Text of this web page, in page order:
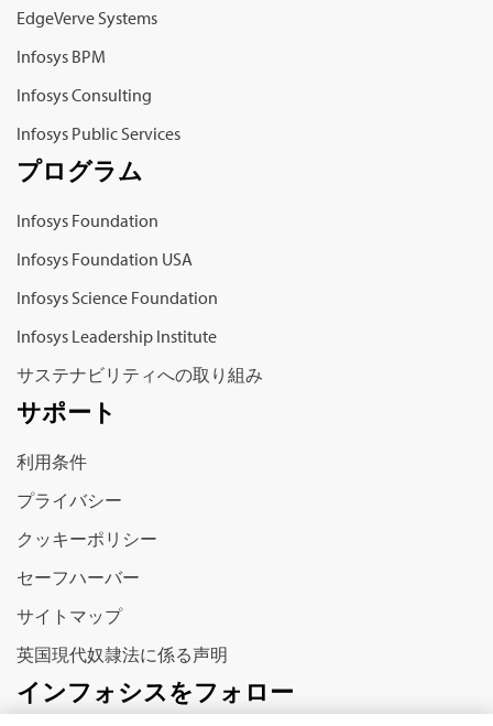
EdgeVerve Systems
Infosys BPM
Infosys Consulting
Infosys Public Services
プログラム
Infosys Foundation
Infosys Foundation USA
Infosys Science Foundation
Infosys Leadership Institute
サステナビリティへの取り組み
サポート
利用条件
プライバシー
クッキーポリシー
セーフハーバー
サイトマップ
英国現代奴隷法に係る声明
インフォシスをフォロー